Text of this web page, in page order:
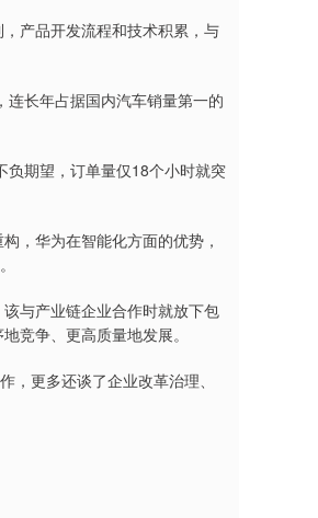
产品开发流程和技术积累，与
长年占据国内汽车销量第一的
期望，订单量仅18个小时就突
，华为在智能化方面的优势，
与产业链企业合作时就放下包
竞争、更高质量地发展。
，更多还谈了企业改革治理、